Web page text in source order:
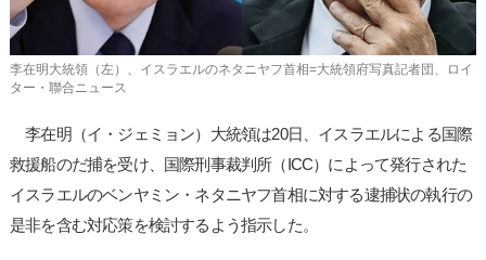
李在明大統領（左）、イスラエルのネタニヤフ首相=大統領府写真記者団、ロイ
ター・聯合ニュース
李在明（イ・ジェミョン）大統領は20日、イスラエルによる国際
救援船のだ捕を受け、国際刑事裁判所（ICC）によって発行された
イスラエルのベンヤミン・ネタニヤフ首相に対する逮捕状の執行の
是非を含む対応策を検討するよう指示した。